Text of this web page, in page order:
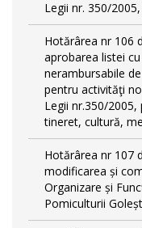
Legii nr. 350/
Hotărârea nr 106
aprobarea listei
nerambursabile
pentru activităţi
Legii nr.350/
tineret, cultură,
Hotărârea nr 107
modificarea și
Organizare și
Pomiculturii